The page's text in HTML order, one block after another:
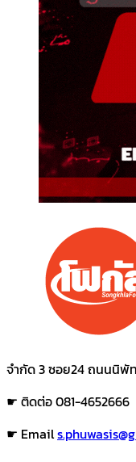
จำกัด 3 ซอย24 ถนนนิพั
☛ ติดต่อ 081-4652666
☛ Email